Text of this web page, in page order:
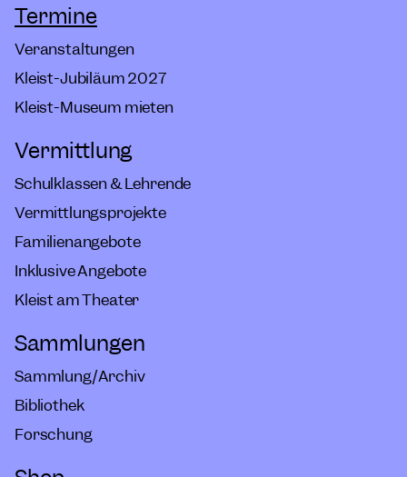
Termine
Veranstaltungen
Kleist-Jubiläum 2027
Kleist-Museum mieten
Vermittlung
Schulklassen & Lehrende
Vermittlungsprojekte
Familienangebote
Inklusive Angebote
Kleist am Theater
Sammlungen
Sammlung/Archiv
Bibliothek
Forschung